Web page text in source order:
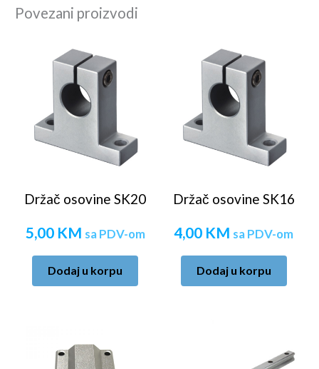
Povezani proizvodi
Držač osovine SK20
5,00 KM sa PDV-om
Dodaj u korpu
Držač osovine SK16
4,00 KM sa PDV-om
Dodaj u korpu